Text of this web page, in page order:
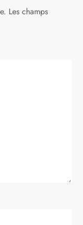
Les champs